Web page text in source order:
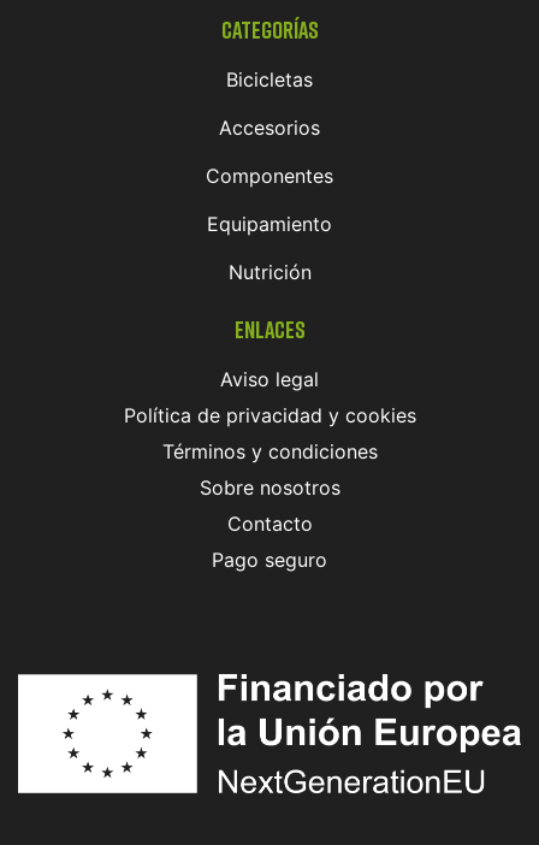
Categorías
Bicicletas
Accesorios
Componentes
Equipamiento
Nutrición
Enlaces
Aviso legal
Política de privacidad y cookies
Términos y condiciones
Sobre nosotros
Contacto
Pago seguro